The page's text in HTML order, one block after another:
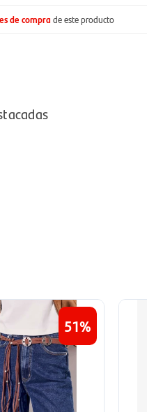
de comprade este producto
51